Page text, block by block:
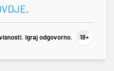
.
Igraj odgovorno.